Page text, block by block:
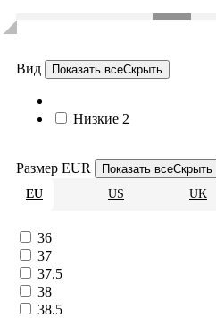
Вид Показать всеСкрыть
Низкие 2
Размер EUR Показать всеСкрыть
EU
US UK
36
37
37.5
38
38.5